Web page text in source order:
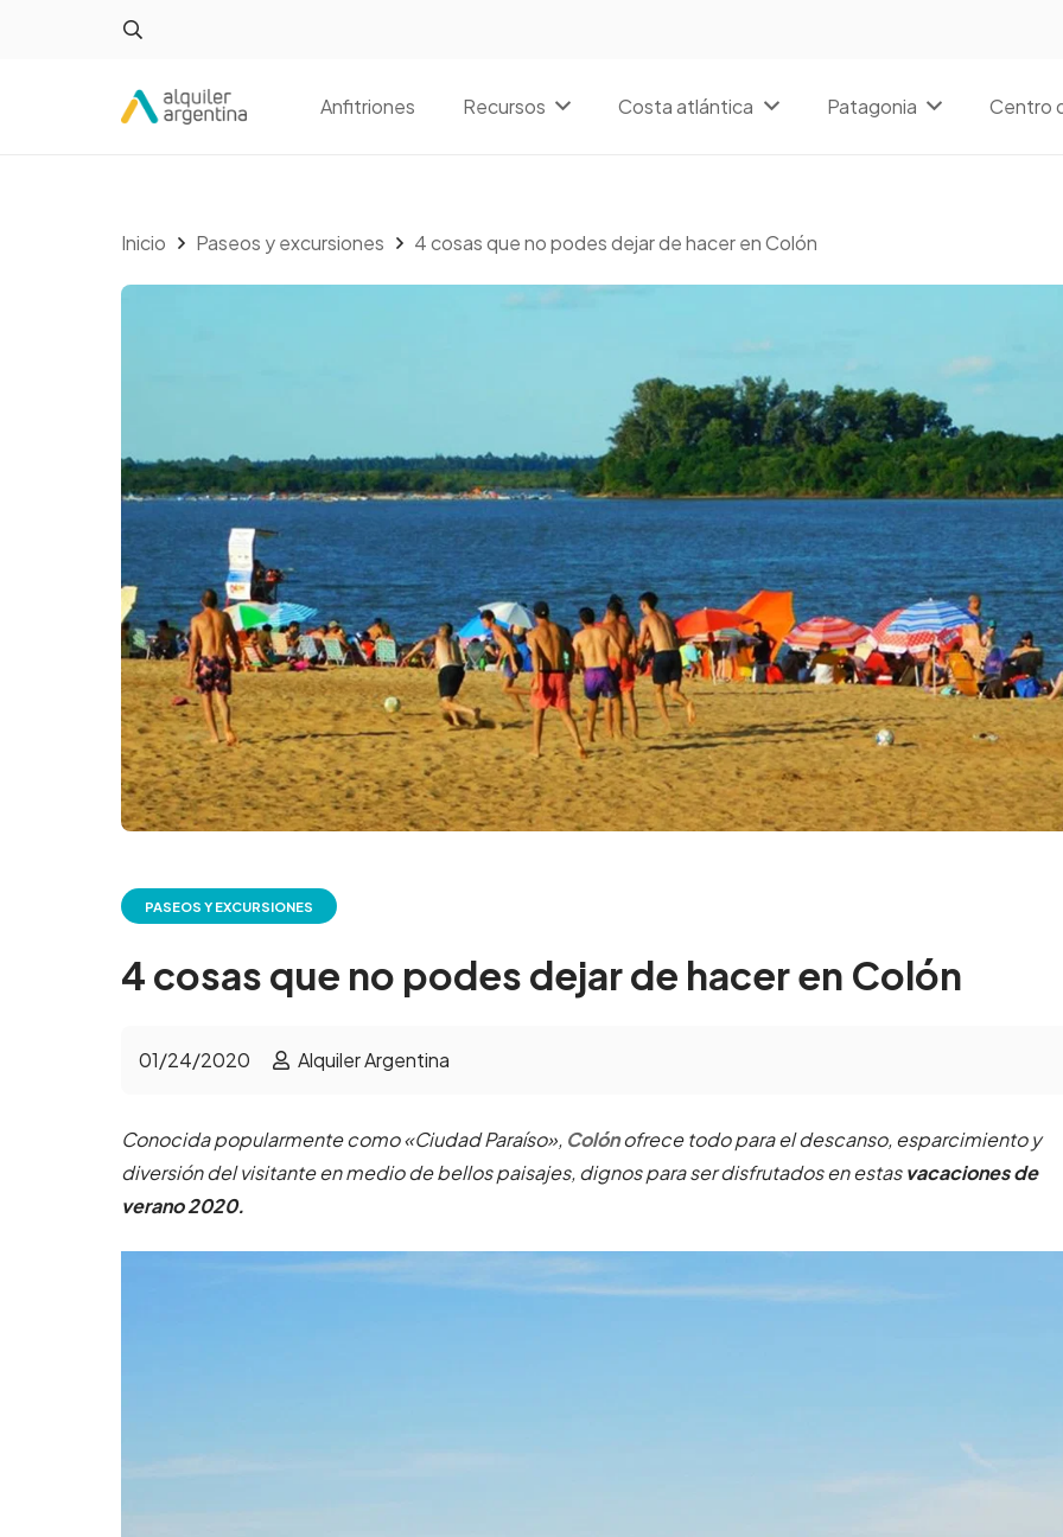
Anfitriones Recursos Costa atlántica Patagonia Centro
Inicio Paseos y excursiones 4 cosas que no podes dejar de hacer en Colón
PASEOS Y EXCURSIONES
4 cosas que no podes dejar de hacer en Colón
01/24/2020 Alquiler Argentina
Conocida popularmente como «Ciudad Paraíso», Colónofrece todo para el descanso, esparcimiento y
diversión del visitante en medio de bellos paisajes, dignos para ser disfrutados en estasvacaciones de
verano 2020.